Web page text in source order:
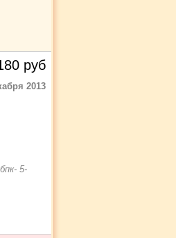
руб
2013
5-